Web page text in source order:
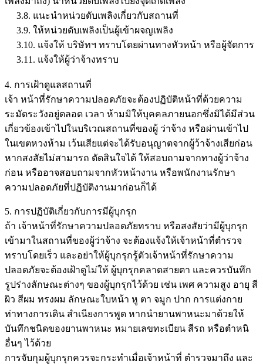
3.8. แนะนำหน่วยดับเพลิงเกี่ยวกับสถานที่
3.9. ให้หน่วยดับเพลิงเป็นผู้เข้าผจญเพลิง
3.10. แจ้งให้ บริษัทฯ ทราบโดยผ่านทางหัวหน้า หรือผู้จัดการ
3.11. แจ้งให้ผู้ว่าจ้างทราบ
4. การเฝ้าดูแลสถานที่
เจ้า หน้าที่รักษาความปลอดภัยจะต้องปฏิบัติหน้าที่ด้วยความ
ระมัดระวังอยู่ตลอด เวลา ห้ามมิให้บุคคลภายนอกซึ่งมิได้มีส่วน
เกี่ยวข้องเข้าไปในบริเวณสถานที่ของผู้ ว่าจ้าง หรือผ่านเข้าไป
ในเขตหวงห้าม เว้นเสียแต่จะได้รับอนุญาตจากผู้ว้าจ้างเสียก่อน
หากสงสัยไม่สามารถ ตัดสินใจได้ ให้สอบถามจากทางผู้ว่าจ้าง
ก่อน หรืออาจสอบถามจากหัวหน้างาน หรือพนักงานรักษา
ความปลอดภัยที่ปฏิบัติงานมาก่อนก็ได้
5. การปฏิบัติเกี่ยวกับการมีผู้บุกรุก
ถ้า เจ้าหน้าที่รักษาความปลอดภัยทราบ หรือสงสัยว่ามีผู้บุกรุก
เข้ามาในสถานที่ของผู้ว่าจ้าง จะต้องแจ้งให้เจ้าหน้าที่ตำรวจ
ทราบโดยเร็ว และอย่าให้ผู้บุกรุกรู้ตัวเจ้าหน้าที่รักษาความ
ปลอดภัยจะต้องเฝ้าดูไม่ให้ ผู้บุกรุกคลาดสายตา และควรบันทึก
รูปร่างลักษณะต่างๆ ของผู้บุกรุกไว้ด้วย เช่น เพศ ความสูง อายุ สี
ผิว สีผม ทรงผม ลักษณะใบหน้า หู ตา จมูก ปาก การแต่งกาย
ท่าทางการเดิน สำเนียงการพูด หากนำยานพาหนะมาด้วยให้
บันทึกชนิดของยานพาหนะ หมายเลขทะเบียน สีรถ หรือตำหนิ
อื่นๆ ไว้ด้วย
การจับกุมผู้บุกรุกควรจะกระทำเมื่อเจ้าหน้าที่ ตำรวจมาถึง และ